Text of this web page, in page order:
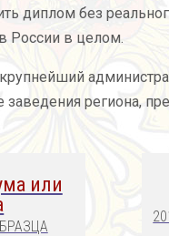
диплом без
России в целом.
заведения региона,
или